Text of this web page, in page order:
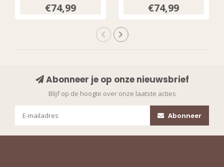
€74,99 €74,99
Abonneer je op onze nieuwsbrief
Blijf op de hoogte over onze laatste acties
Abonneer